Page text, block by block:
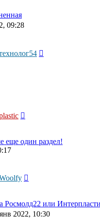
09:28
еще один раздел!
или
2022, 10:30